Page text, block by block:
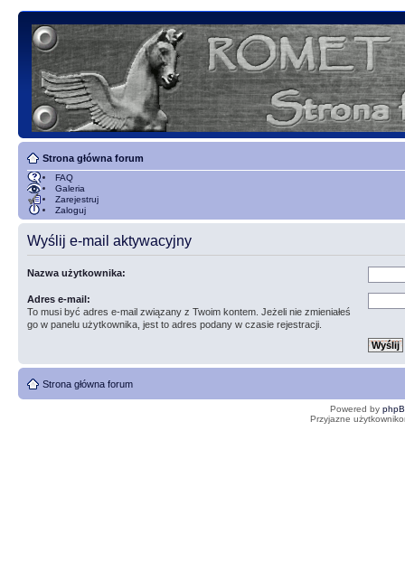
Strona główna forum
FAQ
Galeria
Zarejestruj
Zaloguj
Wyślij e-mail aktywacyjny
Nazwa użytkownika:
Adres e-mail:
To musi być adres e-mail związany z Twoim kontem. Jeżeli nie zmieniałeś
go w panelu użytkownika, jest to adres podany w czasie rejestracji.
Strona główna forum
Powered by
Przyjazne